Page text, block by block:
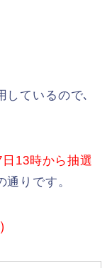
しているので､
13時から抽選
通りです。